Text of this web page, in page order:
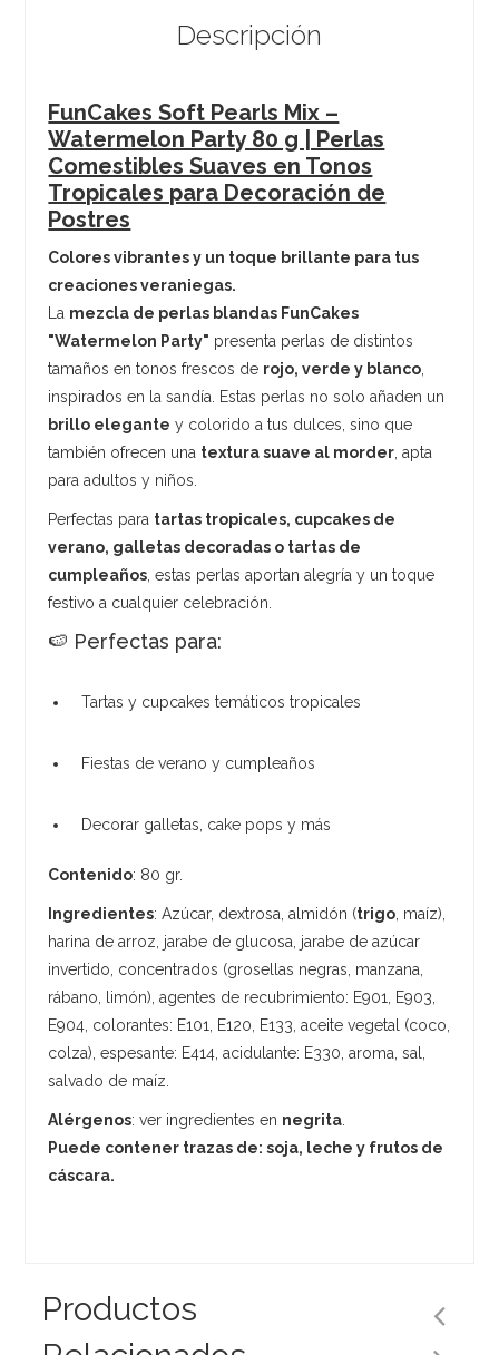
Descripción
FunCakes Soft Pearls Mix –
Watermelon Party 80 g | Perlas
Comestibles Suaves en Tonos
Tropicales para Decoración de
Postres
Colores vibrantes y un toque brillante para tus
creaciones veraniegas.
La mezcla de perlas blandas FunCakes
"Watermelon Party" presenta perlas de distintos
tamaños en tonos frescos de rojo, verde y blanco
inspirados en la sandía. Estas perlas no solo añaden un
brillo elegante y colorido a tus dulces, sino que
también ofrecen una textura suave al morder , apta
para adultos y niños.
Perfectas para tartas tropicales, cupcakes de
verano, galletas decoradas o tartas de
cumpleaños , estas perlas aportan alegría y un toque
festivo a cualquier celebración.
🍉 Perfectas para:
Tartas y cupcakes temáticos tropicales
Fiestas de verano y cumpleaños
Decorar galletas, cake pops y más
Contenido: 80 gr.
Ingredientes: Azúcar, dextrosa, almidón (trigo , maíz),
harina de arroz, jarabe de glucosa, jarabe de azúcar
invertido, concentrados (grosellas negras, manzana,
rábano, limón), agentes de recubrimiento: E901, E903,
E904, colorantes: E101, E120, E133, aceite vegetal (coco,
colza), espesante: E414, acidulante: E330, aroma, sal,
salvado de maíz.
Alérgenos: ver ingredientes en negrita
Puede contener trazas de: soja, leche y frutos de
cáscara.
Productos